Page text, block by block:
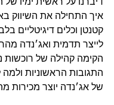
איך התחילה את השיווק
קטנטן וכלים דיגיטליים
לייצר תדמית ואג׳נדה
הקימה קהילה של רוכשות
התגובות הראשוניות
של אג׳נדה יוצר מכירות